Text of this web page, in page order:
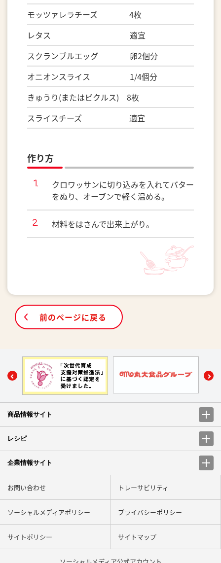
モッツァレラチーズ 4枚
レタス 適宜
スクランブルエッグ 卵2個分
オニオンスライス 1/4個分
きゅうり(またはピクルス) 8枚
スライスチーズ 適宜
作り方
クロワッサンに切り込みを入れてバター
をぬり、オーブンで軽く温める。
材料をはさんで出来上がり。
前のページに戻る
商品情報サイト
レシピ
企業情報サイト
お問い合わせ トレーサビリティ
ソーシャルメディアポリシー プライバシーポリシー
サイトポリシー サイトマップ
ソーシャルメディア公式アカウント